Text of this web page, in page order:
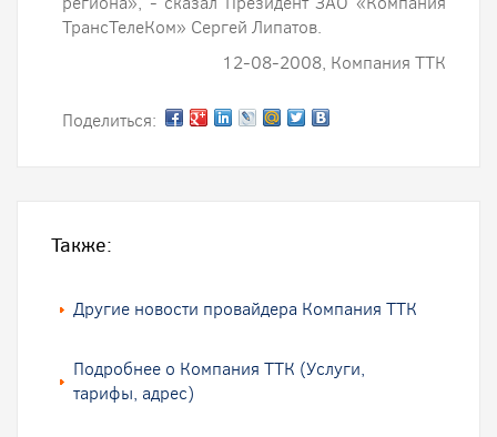
ТрансТелеКом» Сергей Липатов.
12-08-2008, Компания ТТК
Поделиться:
Также:
Другие новости провайдера Компания ТТК
Подробнее о Компания ТТК (Услуги,
тарифы, адрес)